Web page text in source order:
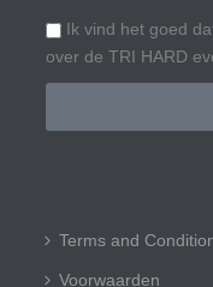
Ik vind het goed
over de TRI HARD
Terms and
Voorwaarden